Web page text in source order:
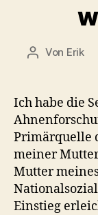
Von Erik
Ich habe die
Primärquelle
meiner
Mutter
Einstieg